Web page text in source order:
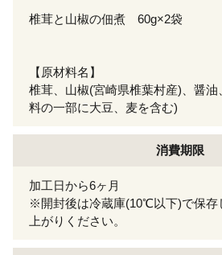
椎茸と山椒の佃煮 60g×2袋
【原材料名】
椎茸、山椒(宮崎県椎葉村産)、醤
料の一部に大豆、麦を含む)
消費期限
加工日から6ヶ月
※開封後は冷蔵庫(10℃以下)で保存
上がりください。